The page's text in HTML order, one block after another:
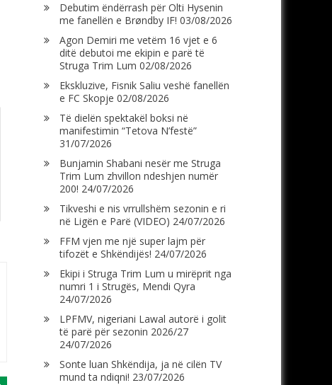
Debutim ëndërrash për Olti Hysenin
me fanellën e Brøndby IF! 03/08/2026
Agon Demiri me vetëm 16 vjet e 6
ditë debutoi me ekipin e parë të
Struga Trim Lum 02/08/2026
Ekskluzive, Fisnik Saliu veshë fanellën
e FC Skopje 02/08/2026
Të dielën spektakël boksi në
manifestimin “Tetova N’festë”
31/07/2026
Bunjamin Shabani nesër me Struga
Trim Lum zhvillon ndeshjen numër
200! 24/07/2026
Tikveshi e nis vrrullshëm sezonin e ri
në Ligën e Parë (VIDEO) 24/07/2026
FFM vjen me një super lajm për
tifozët e Shkëndijës! 24/07/2026
Ekipi i Struga Trim Lum u mirëprit nga
numri 1 i Strugës, Mendi Qyra
24/07/2026
LPFMV, nigeriani Lawal autorë i golit
të parë për sezonin 2026/27
24/07/2026
Sonte luan Shkëndija, ja në cilën TV
mund ta ndiqni! 23/07/2026